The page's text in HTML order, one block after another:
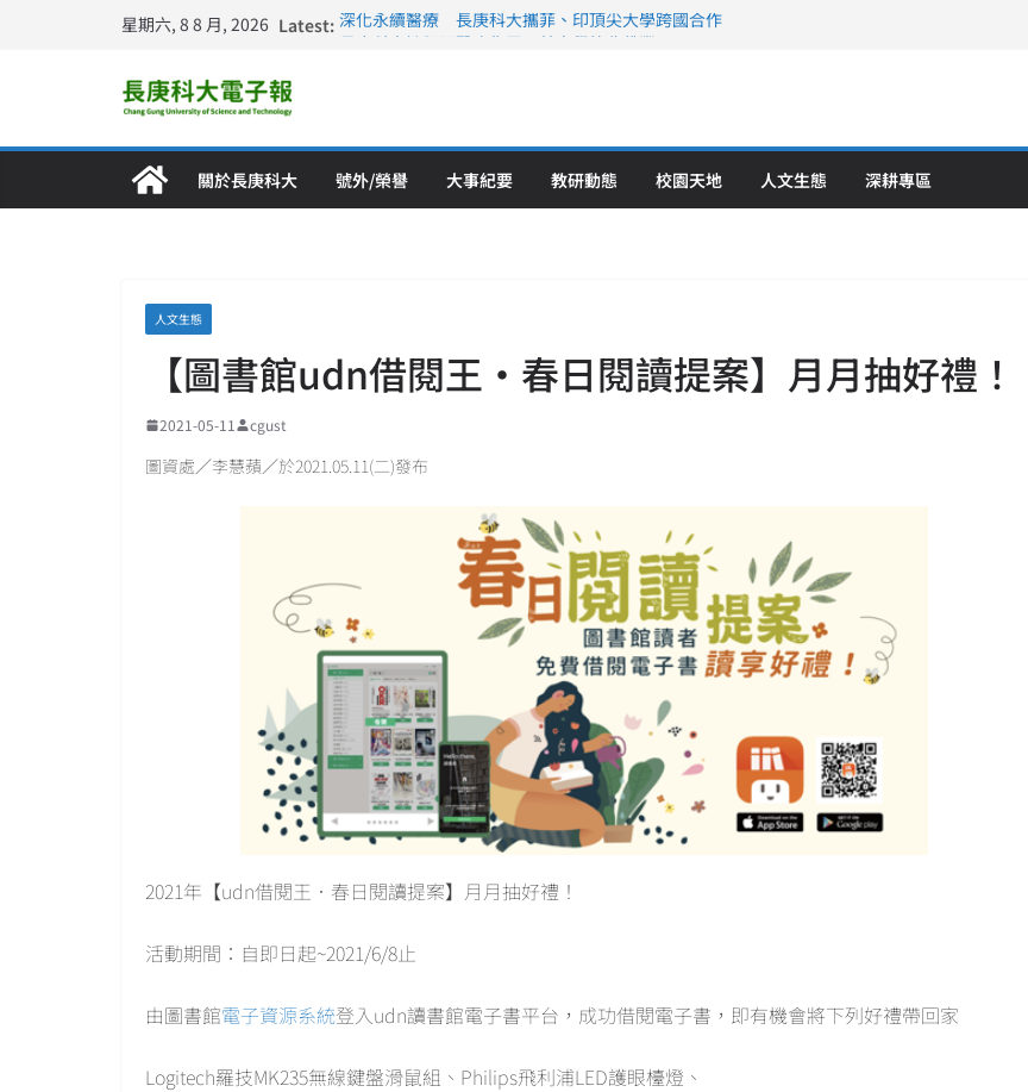
星期六, 8 8 月, 2026 Latest: 深化永續醫療 長庚科大攜菲、印頂尖大學跨國合作
關於長庚科大 號外/榮譽 大事紀要 教研動態 校園天地 人文生態 深耕專區
人文生態
【圖書館udn借閱王·春日閱讀提案】月月抽好禮！
2021-05-11 cgust
圖資處／李慧蘋／於2021.05.11(二)發布
2021年【udn借閱王．春日閱讀提案】月月抽好禮！
活動期間：自即日起~2021/6/8止
由圖書館電子資源系統登入udn讀書館電子書平台，成功借閱電子書，即有機會將下列好禮帶回家
Logitech羅技MK235無線鍵盤滑鼠組、Philips飛利浦LED護眼檯燈、